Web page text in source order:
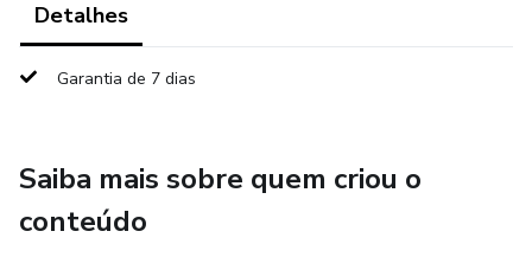
Análise conforme os critérios oficiais do edital
Checklist de conferência validado
Identificação de inconsistências, prazos, assinaturas, datas
e exigências formais
Detalhes
Garantia de 7 dias
Saiba mais sobre quem criou o
conteúdo